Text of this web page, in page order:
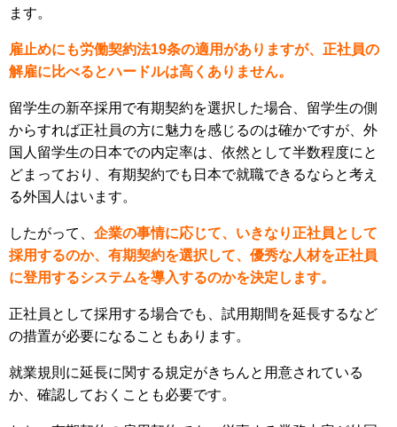
ます。
雇止めにも労働契約法19条の適用がありますが、正社員の
解雇に比べるとハードルは高くありません。
留学生の新卒採用で有期契約を選択した場合、留学生の側
からすれば正社員の方に魅力を感じるのは確かですが、外
国人留学生の日本での内定率は、依然として半数程度にと
どまっており、有期契約でも日本で就職できるならと考え
る外国人はいます。
したがって、 企業の事情に応じて、いきなり正社員として
採用するのか、有期契約を選択して、優秀な人材を正社員
に登用するシステムを導入するのかを決定します。
正社員として採用する場合でも、試用期間を延長するなど
の措置が必要になることもあります。
就業規則に延長に関する規定がきちんと用意されている
か、確認しておくことも必要です。